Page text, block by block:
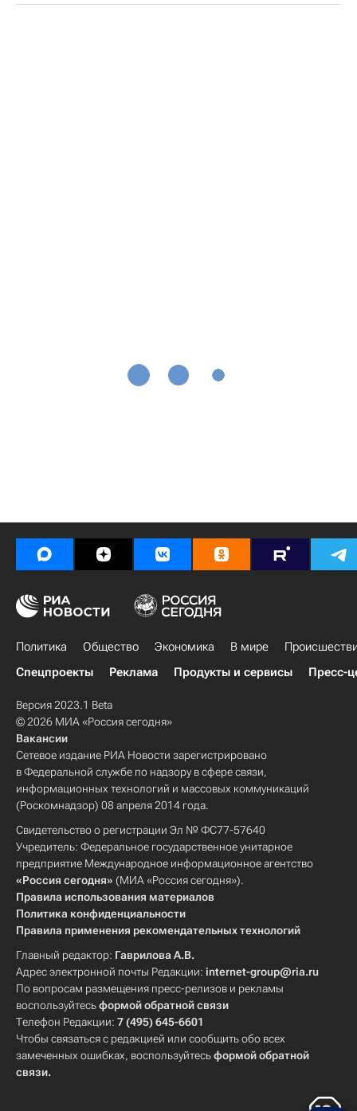
Политика Общество Экономика В мире
Спецпроекты
Реклама Продукты и сервисы Пресс-
Версия 2023.1 Beta
© 2026 МИА «Россия сегодня»
Вакансии
Сетевое издание РИА Новости зарегистрировано
в Федеральной службе по надзору в сфере связи,
информационных технологий и массовых коммуникаций
(Роскомнадзор) 08 апреля 2014 года.
Свидетельство о регистрации Эл № ФС77-57640
Учредитель: Федеральное государственное унитарное
предприятие Международное информационное агентство
«Россия сегодня» (МИА «Россия сегодня»).
Правила использования материалов
Политика конфиденциальности
Правила применения рекомендательных технологий
Главный редактор: Гаврилова А.В.
Адрес электронной почты Редакции: internet-group@ria.ru
По вопросам размещения пресс-релизов и рекламы
воспользуйтесьформой обратной связи
Телефон Редакции: 7 (495) 645-6601
Чтобы связаться с редакцией или сообщить обо всех
замеченных ошибках, воспользуйтесьформой обратной
связи.